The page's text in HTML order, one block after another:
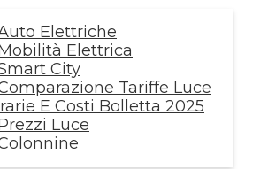
Elettriche
Elettrica
City
Tariffe Luce
E Costi Bolletta 2025
Luce